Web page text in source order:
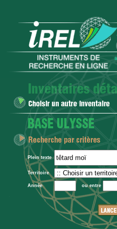
Plein texte
Territoire
Année ou entre